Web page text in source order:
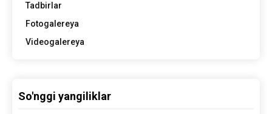
Tadbirlar
Fotogalereya
Videogalereya
So'nggi yangiliklar